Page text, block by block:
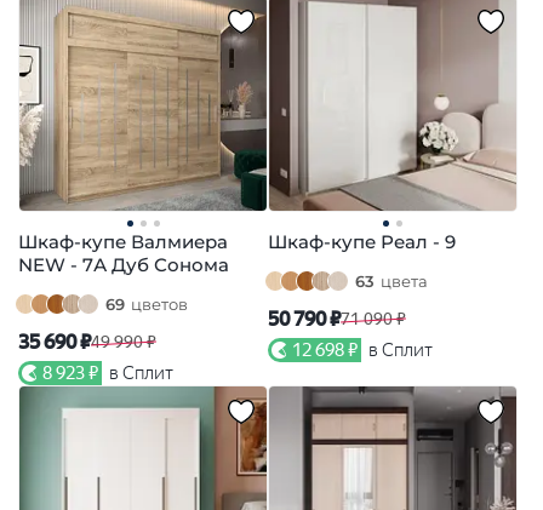
Шкаф-купе Валмиера
NEW - 7А Дуб Сонома
69 цветов
35 690 ₽49 990 ₽
8 923 ₽ в Сплит
Шкаф-купе Реал - 9
63 цвета
50 790 ₽71 090 ₽
12 698 ₽ в Сплит